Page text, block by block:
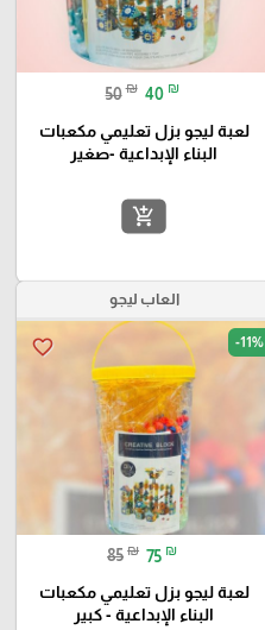
50 ₪ 40 ₪
لعبة ليجو بزل تعليمي مكعبات
البناء الإبداعية -صغير
add_shopping_cart
العاب ليجو
favorite_border -11%
85 ₪ 75 ₪
لعبة ليجو بزل تعليمي مكعبات
البناء الإبداعية - كبير